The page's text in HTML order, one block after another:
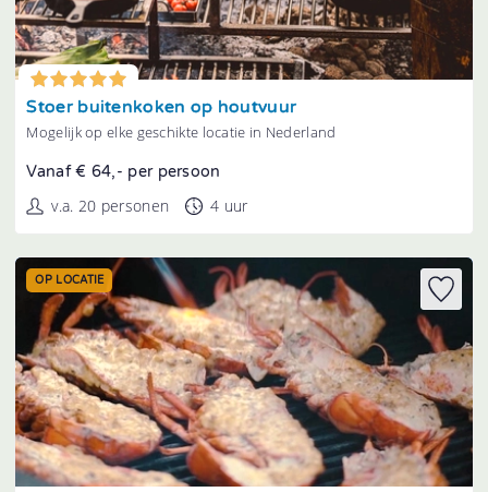
Tonen
Stoer buitenkoken op houtvuur
Mogelijk op elke geschikte locatie in Nederland
Vanaf € 64,- per persoon
v.a. 20 personen 4 uur
OP LOCATIE